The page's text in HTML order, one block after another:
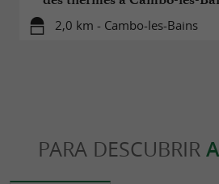
2,0 km - Cambo-les-Bains
PARA DESCUBRIR